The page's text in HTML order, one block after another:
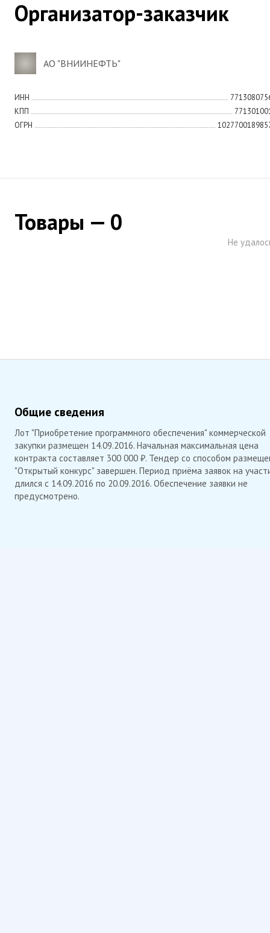
Организатор-заказчик
АО "ВНИИНЕФТЬ"
ИНН
КПП
ОГРН
Товары — 0
Не
Общие сведения
Лот "Приобретение программного обеспечения" коммерческой
закупки размещен 14.09.2016. Начальная максимальная цена
контракта составляет 300 000 ₽. Тендер со способом
"Открытый конкурс" завершен. Период приёма заявок на
длился с 14.09.2016 по 20.09.2016. Обеспечение заявки не
предусмотрено.